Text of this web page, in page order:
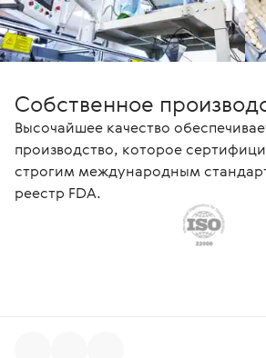
Собственное
Высочайшее качество
производство, которое
строгим международным
реестр FDA.